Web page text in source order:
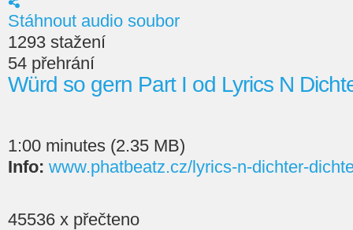
Stáhnout audio soubor
1293 stažení
54 přehrání
Würd so gern Part I od Lyrics N
1:00 minutes (2.35 MB)
Info: www.phatbeatz.cz/lyrics-n-dichter-
45536 x přečteno